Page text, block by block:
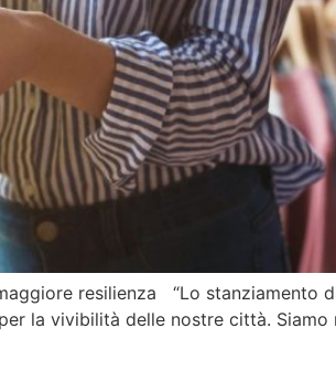
resilienza “Lo stanziamento
la vivibilità delle nostre città. Siamo